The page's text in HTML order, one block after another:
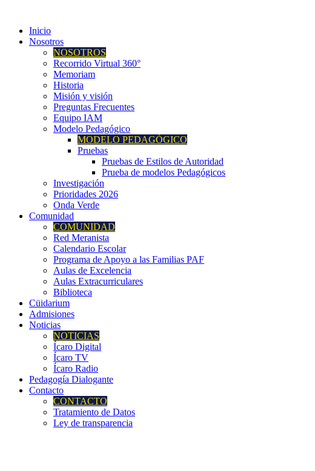
Inicio
Nosotros
NOSOTROS
Recorrido Virtual 360°
Memoriam
Historia
Misión y visión
Preguntas Frecuentes
Equipo IAM
Modelo Pedagógico
MODELO PEDAGÓGICO
Pruebas
Pruebas de Estilos de Autoridad
Prueba de modelos Pedagógicos
Investigación
Prioridades 2026
Onda Verde
Comunidad
COMUNIDAD
Red Meranista
Calendario Escolar
Programa de Apoyo a las Familias PAF
Aulas de Excelencia
Aulas Extracurriculares
Biblioteca
Cüidarium
Admisiones
Noticias
NOTICIAS
Ícaro Digital
Ícaro TV
Ícaro Radio
Pedagogía Dialogante
Contacto
CONTACTO
Tratamiento de Datos
Ley de transparencia